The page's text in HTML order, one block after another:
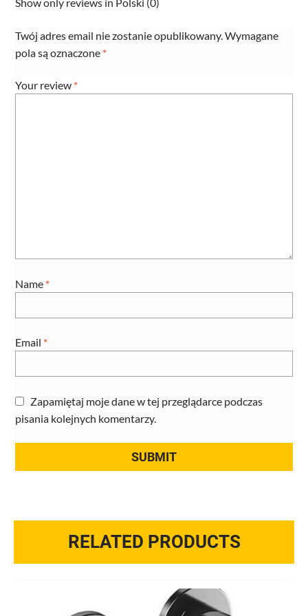
quantity
Twój adres email nie zostanie opublikowany. Wymagane
pola są oznaczone *
Your review *
Name *
Email *
Zapamiętaj moje dane w tej przeglądarce podczas
pisania kolejnych komentarzy.
RELATED PRODUCTS